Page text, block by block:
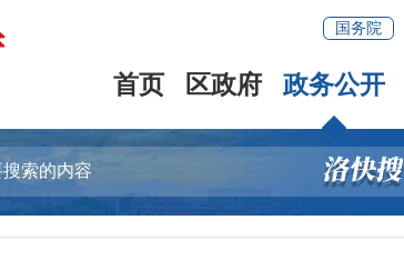
国务院
首页 区政府 政务公开